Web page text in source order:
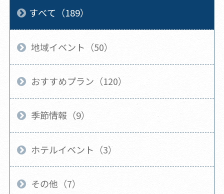
すべて（189）
地域イベント（50）
おすすめプラン（120）
季節情報（9）
ホテルイベント（3）
その他（7）